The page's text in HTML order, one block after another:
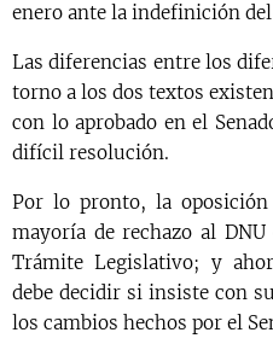
enero ante la indefinición del
Las diferencias entre los
torno a los dos textos
con lo aprobado en el
difícil resolución.
Por lo pronto, la
mayoría de rechazo al
Trámite Legislativo; y
debe decidir si insiste con
los cambios hechos por el